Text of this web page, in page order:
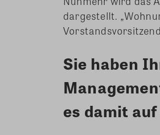
dargestellt.
Sie haben
es damit